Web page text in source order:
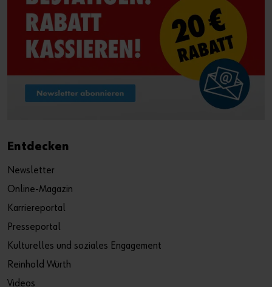
Entdecken
Newsletter
Online-Magazin
Karriereportal
Presseportal
Kulturelles und soziales Engagement
Reinhold Würth
Videos